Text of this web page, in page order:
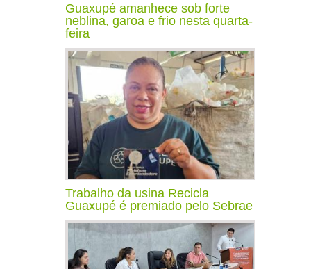
Guaxupé amanhece sob forte
neblina, garoa e frio nesta quarta-
feira
Trabalho da usina Recicla
Guaxupé é premiado pelo Sebrae